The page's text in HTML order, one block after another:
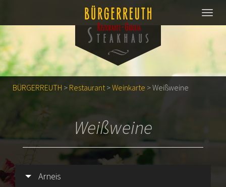
BÜRGERREUTH > Restaurant>Weinkarte >Weißweine
Weißweine
Arneis